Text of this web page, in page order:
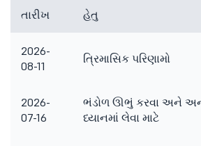
તારીખ હેતુ
2026-
08-11
ત્રિમાસિક પરિણામો
2026-
07-16
ભંડોળ ઊભું કરવા અને
ધ્યાનમાં લેવા માટે